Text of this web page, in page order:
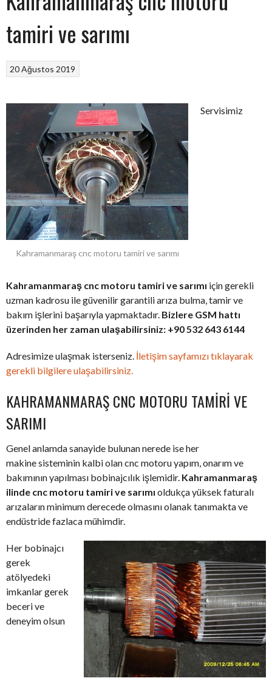
tamiri ve sarımı
20 Ağustos 2019
Kahramanmaraş cnc motoru tamiri ve sarımı
Servisimiz
Kahramanmaraş cnc motoru tamiri ve sarımı için gerekli
uzman kadrosu ile güvenilir garantili arıza bulma, tamir ve
bakım işlerini başarıyla yapmaktadır. Bizlere GSM hattı
üzerinden her zaman ulaşabilirsiniz: +90 532 643 6144
Adresimize ulaşmak isterseniz. İletişim sayfamızı tıklayarak
gerekli bilgilere ulaşabilirsiniz.
KAHRAMANMARAŞ CNC MOTORU TAMIRI VE
SARIMI
Genel anlamda sanayide bulunan nerede ise her
makine sisteminin kalbi olan cnc motoru yapım, onarım ve
bakımının yapılması bobinajcılık işlemidir. Kahramanmaraş
ilinde cnc motoru tamiri ve sarımı oldukça yüksek faturalı
arızaların minimum derecede olmasını olanak tanımakta ve
endüstride fazlaca mühimdir.
Her bobinajcı
gerek
atölyedeki
imkanlar gerek
beceri ve
deneyim olsun